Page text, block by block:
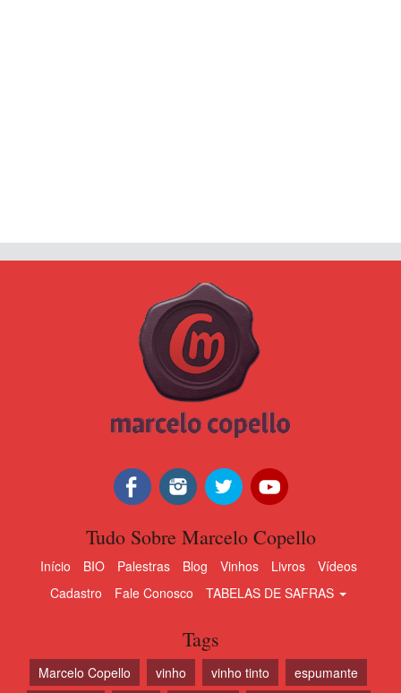
Tudo Sobre Marcelo Copello
Início BIO Palestras Blog Vinhos Livros
Vídeos
Cadastro
Fale Conosco TABELAS DE SAFRAS
Tags
Marcelo Copello vinho vinho tinto espumante